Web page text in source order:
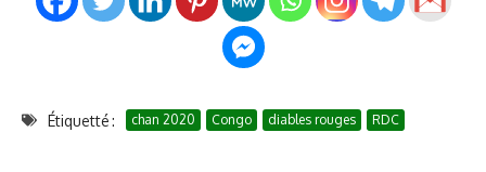
Étiquetté : chan 2020 Congo diables rouges RDC